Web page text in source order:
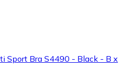
Sport Bra S4490 - Black - B x